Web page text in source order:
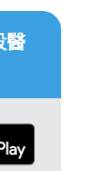
醫